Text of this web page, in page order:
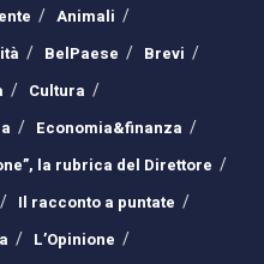
Animali
BelPaese
Brevi
Cultura
Economia&finanza
la rubrica del Direttore
Il racconto a puntate
L’Opinione